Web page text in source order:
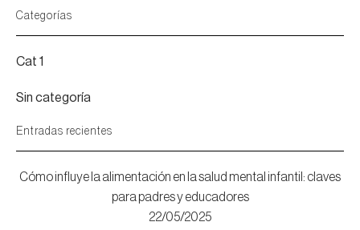
Categorías
Cat 1
Sin categoría
Entradas recientes
Cómo influye la alimentación en la salud mental infantil: claves
para padres y educadores
22/05/2025